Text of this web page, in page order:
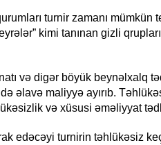
turnir zamanı mümkün
kimi tanınan gizli
və digər böyük beynəlxalq
əlavə maliyyə ayırıb.
və xüsusi əməliyyat
edəcəyi turnirin təhlükəsiz